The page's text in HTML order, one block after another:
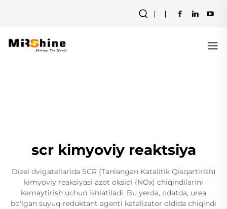
scr kimyoviy reaktsiya
Dizel dvigatellarida SCR (Tanlangan Katalitik Qisqartirish)
kimyoviy reaksiyasi azot oksidi (NOx) chiqindilarini
kamaytirish uchun ishlatiladi. Bu yerda, odatda, urea
bo'lgan suyuq-reduktant agenti katalizator oldida chiqindi